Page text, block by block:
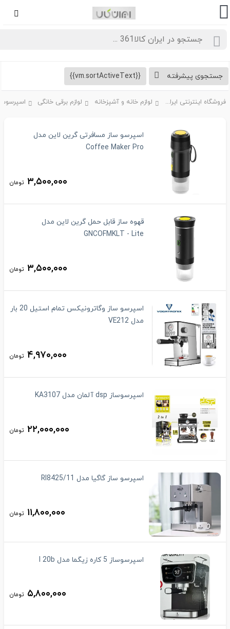
پیشرفته
فروشگاه اینترنتی ایران کالا361 لوازم خانه و آشپزخانه لوازم برقی خانگی اسپرسوساز
اسپرسو ساز مسافرتی گرین لاین مدل
Coffee Maker Pro
۳,۵۰۰,۰۰۰ تومان
قهوه ساز قابل حمل گرین لاین مدل
GNCOFMKLT - Lite
۳,۵۰۰,۰۰۰ تومان
اسپرسو ساز وگاترونیکس تمام استیل 20 بار
مدل VE212
۴,۹۷۰,۰۰۰ تومان
اسپرسوساز dsp آلمان مدل KA3107
۲۲,۰۰۰,۰۰۰ تومان
اسپرسو ساز گاگیا مدل RI8425/11
۱۱,۸۰۰,۰۰۰ تومان
اسپرسوساز 5 کاره زیگما مدل l 20b
۵,۸۰۰,۰۰۰ تومان